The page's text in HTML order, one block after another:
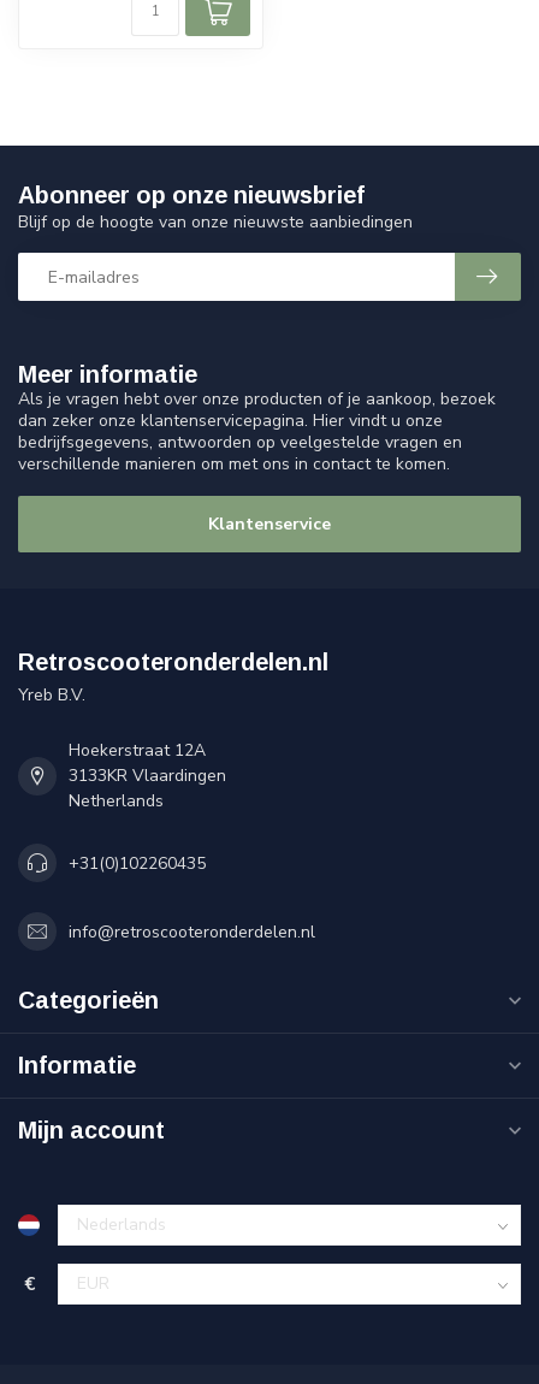
Meer informatie
Als je vragen hebt over onze producten of je aankoop, bezoek
dan zeker onze klantenservicepagina. Hier vindt u onze
bedrijfsgegevens, antwoorden op veelgestelde vragen en
verschillende manieren om met ons in contact te komen.
Klantenservice
Abonneer op onze nieuwsbrief
Blijf op de hoogte van onze nieuwste aanbiedingen
Retroscooteronderdelen.nl
Yreb B.V.
Hoekerstraat 12A
3133KR Vlaardingen
Netherlands
+31(0)102260435
info@retroscooteronderdelen.nl
Categorieën
Informatie
Mijn account
€